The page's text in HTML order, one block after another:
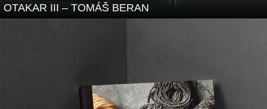
OTAKAR III – TOMÁŠ BERAN